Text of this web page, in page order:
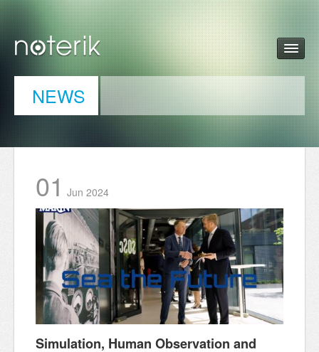
NEWS
01 Jun 2024
Simulation, Human Observation and